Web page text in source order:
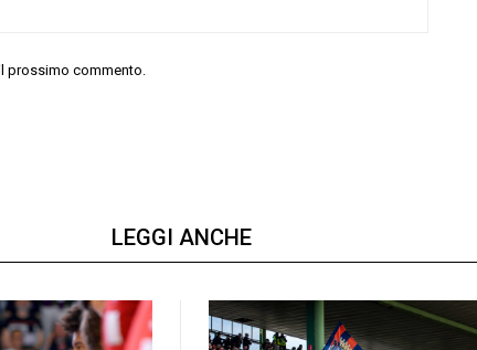
prossimo commento.
LEGGI ANCHE